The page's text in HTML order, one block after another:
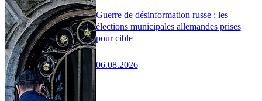
Guerre de désinformation russe : les
élections municipales allemandes prises
pour cible
06.08.2026